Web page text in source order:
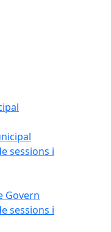
sessions i
Govern
sessions i